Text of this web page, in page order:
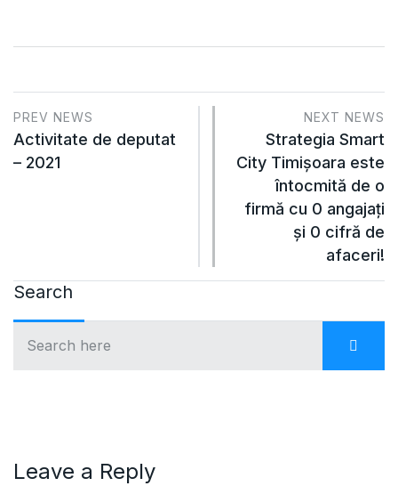
PREV NEWS
Activitate de deputat
– 2021
NEXT NEWS
Strategia Smart
City Timişoara este
întocmită de o
firmă cu 0 angajaţi
şi 0 cifră de
afaceri!
Search
Leave a Reply